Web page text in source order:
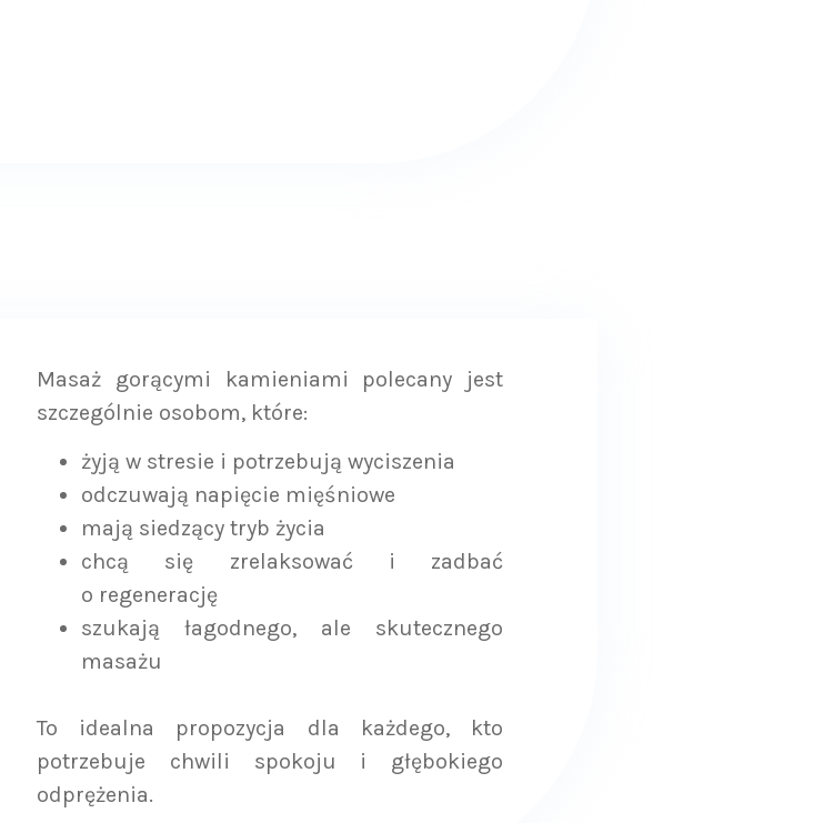
Masaż gorącymi kamieniami polecany jest
szczególnie osobom, które:
żyją w stresie i potrzebują wyciszenia
odczuwają napięcie mięśniowe
mają siedzący tryb życia
chcą się zrelaksować i zadbać
o regenerację
szukają łagodnego, ale skutecznego
masażu
To idealna propozycja dla każdego, kto
potrzebuje chwili spokoju i głębokiego
odprężenia.